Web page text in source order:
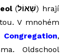
(שְׁאוֹל) hrají
V mnohém
,
Oldschool